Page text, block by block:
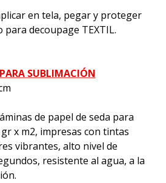
en tela, pegar y proteger
decoupage TEXTIL.
SUBLIMACIÓN
de papel de seda para
x m2, impresas con tintas
vibrantes, alto nivel de
resistente al agua, a la